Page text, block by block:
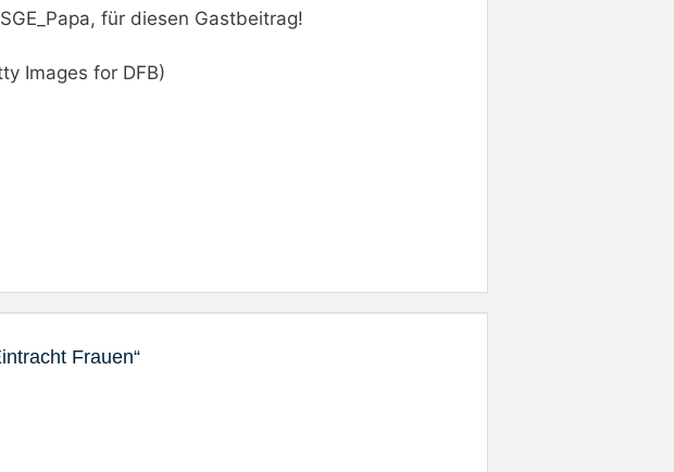
für diesen Gastbeitrag!
Images for DFB)
Frauen“